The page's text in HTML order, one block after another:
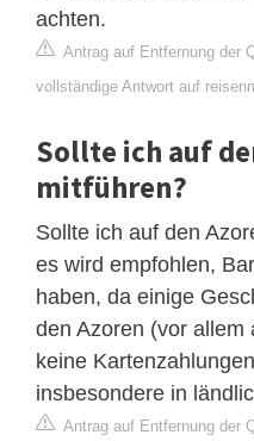
achten.
Antrag auf Entfernung der
vollständige Antwort auf
Sollte ich auf
mitführen?
Sollte ich auf den
es wird empfohlen,
haben, da einige
den Azoren (vor allem
keine
insbesondere in
Antrag auf Entfernung der